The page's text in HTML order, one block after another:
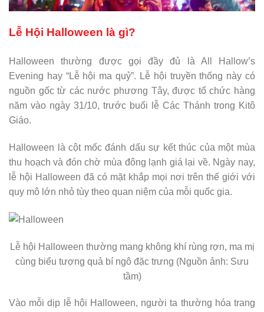
Lễ Hội Halloween là gì?
Halloween thường được gọi đầy đủ là All Hallow’s
Evening hay “Lễ hội ma quỷ”. Lễ hội truyền thống này có
nguồn gốc từ các nước phương Tây, được tổ chức hàng
năm vào ngày 31/10, trước buổi lễ Các Thánh trong Kitô
Giáo.
Halloween là cột mốc đánh dấu sự kết thúc của một mùa
thu hoạch và đón chờ mùa đông lạnh giá lại về. Ngày nay,
lễ hội Halloween đã có mặt khắp mọi nơi trên thế giới với
quy mô lớn nhỏ tùy theo quan niệm của mỗi quốc gia.
Lễ hội Halloween thường mang không khí rùng rợn, ma mị
cùng biểu tượng quả bí ngô đặc trưng (Nguồn ảnh: Sưu
tầm)
Vào mỗi dịp lễ hội Halloween, người ta thường hóa trang